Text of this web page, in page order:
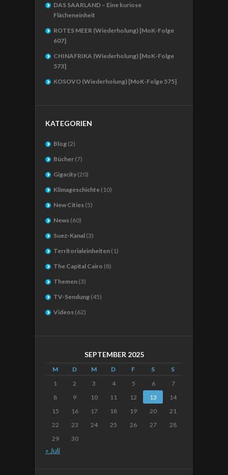
DAS SAARLAND – Eine kuriose
Flächeneinheit
ROTES MEER (Wiederholung) [MoK-Folge
607]
CHINAFRIKA (Wiederholung) [MoK-Folge
573]
KOSOVO (Wiederholung) [MoK-Folge 575]
KATEGORIEN
Blog (2)
Bücher (7)
Gigacity (20)
Klimageschichte (10)
New Cities (5)
News (60)
Suez-Kanal (3)
Territorialeinheiten (1)
The Capital Cairo (8)
Themen (3)
TV-Sendung (45)
Videos (62)
SEPTEMBER 2025
M D M D F S
S
1
2 3 4 5 6
7
8
9 10 11 12 13
14
15
16 17 18 19 20
21
22
23 24 25 26 27
28
29
30
« Juli